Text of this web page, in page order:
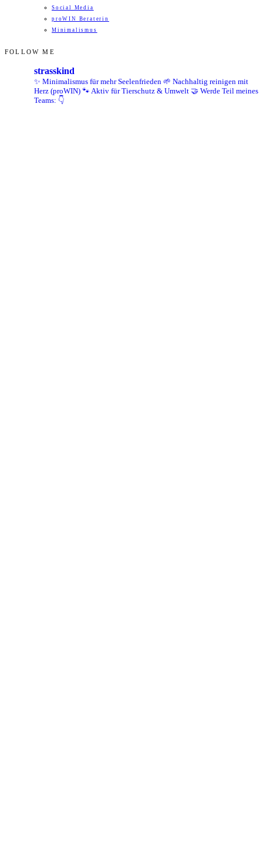
Social Media
proWIN Beraterin
Minimalismus
FOLLOW ME
strasskind
✨ Minimalismus für mehr Seelenfrieden 🌱 Nachhaltig reinigen mit
Herz (proWIN) 🐾 Aktiv für Tierschutz & Umwelt 🤝 Werde Teil meines
Teams: 👇